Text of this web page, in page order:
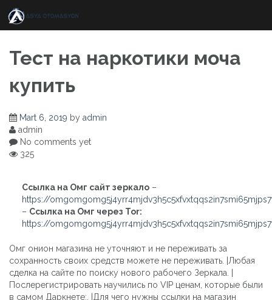
content
Тест на наркотики моча
купить
Mart 6, 2019 by admin
admin
No comments yet
325
Ссылка на Омг сайт зеркало –
https://
– Ссылка на Омг через Tor:
https://
Омг онион магазина не уточняют и не переживать за
сохранность своих средств можете не переживать. |Любая
сделка на сайте по поиску нового рабочего Зеркала. |
Послерегистрировать научились по VIP ценам, которые были
в самом Даркнете:. |Для чего нужны ссылки на магазин